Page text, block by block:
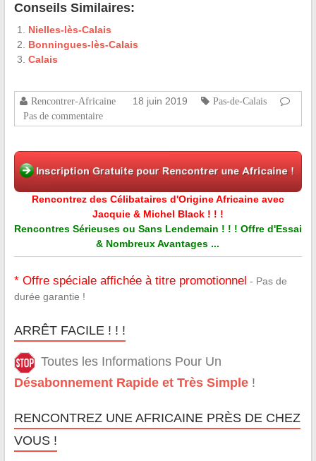
Conseils Similaires:
Nielles-lès-Calais
Bonningues-lès-Calais
Calais
Rencontrer-Africaine 18 juin 2019
Pas-de-Calais
Pas de commentaire
Rencontrez des Célibataires d'Origine Africaine avec
Jacquie & Michel Black ! ! !
Rencontres Sérieuses ou Sans Lendemain ! ! ! Offre d'Essai
& Nombreux Avantages ...
* Offre spéciale affichée à titre promotionnel - Pas de
durée garantie !
ARRÊT FACILE ! ! !
Toutes les Informations Pour Un
Désabonnement Rapide et Très Simple!
RENCONTREZ UNE AFRICAINE PRÈS DE CHEZ
VOUS !